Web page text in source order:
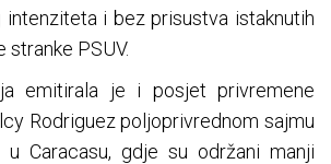
intenziteta i bez prisustva istaknutih
stranke PSUV.
emitirala je i posjet privremene
Rodriguez poljoprivrednom sajmu
Caracasu, gdje su održani manji